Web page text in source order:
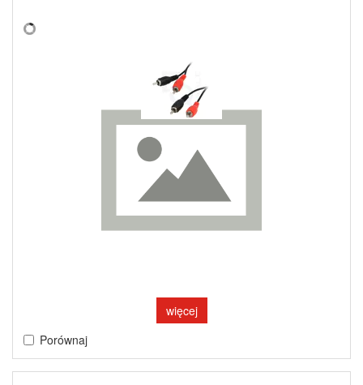
więcej
Porównaj